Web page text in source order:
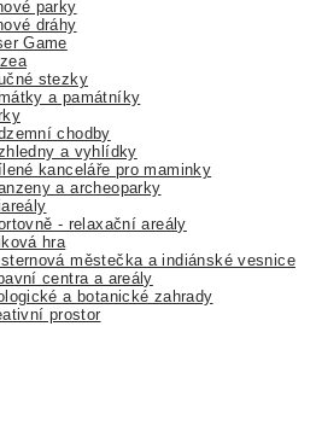
parky
dráhy
Game
stezky
a památníky
chodby
a vyhlídky
kanceláře pro maminky
a archeoparky
- relaxační areály
hra
městečka a indiánské vesnice
centra a areály
a botanické zahrady
prostor